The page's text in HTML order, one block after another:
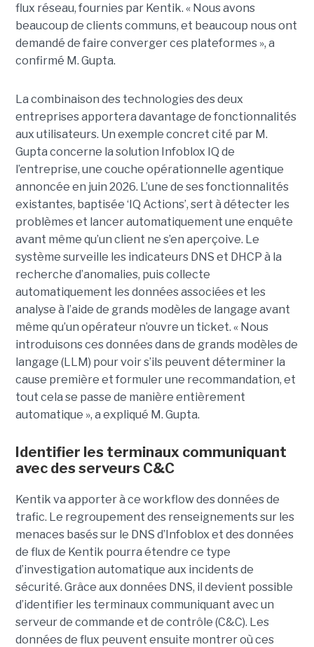
flux réseau, fournies par Kentik. « Nous avons
beaucoup de clients communs, et beaucoup nous ont
demandé de faire converger ces plateformes », a
confirmé M. Gupta.
La combinaison des technologies des deux
entreprises apportera davantage de fonctionnalités
aux utilisateurs. Un exemple concret cité par M.
Gupta concerne la solution Infoblox IQ de
l’entreprise, une couche opérationnelle agentique
annoncée en juin 2026. L’une de ses fonctionnalités
existantes, baptisée ‘IQ Actions’, sert à détecter les
problèmes et lancer automatiquement une enquête
avant même qu’un client ne s’en aperçoive. Le
système surveille les indicateurs DNS et DHCP à la
recherche d’anomalies, puis collecte
automatiquement les données associées et les
analyse à l’aide de grands modèles de langage avant
même qu’un opérateur n’ouvre un ticket. « Nous
introduisons ces données dans de grands modèles de
langage (LLM) pour voir s’ils peuvent déterminer la
cause première et formuler une recommandation, et
tout cela se passe de manière entièrement
automatique », a expliqué M. Gupta.
Identifier les terminaux communiquant
avec des serveurs C&C
Kentik va apporter à ce workflow des données de
trafic. Le regroupement des renseignements sur les
menaces basés sur le DNS d’Infoblox et des données
de flux de Kentik pourra étendre ce type
d’investigation automatique aux incidents de
sécurité. Grâce aux données DNS, il devient possible
d’identifier les terminaux communiquant avec un
serveur de commande et de contrôle (C&C). Les
données de flux peuvent ensuite montrer où ces